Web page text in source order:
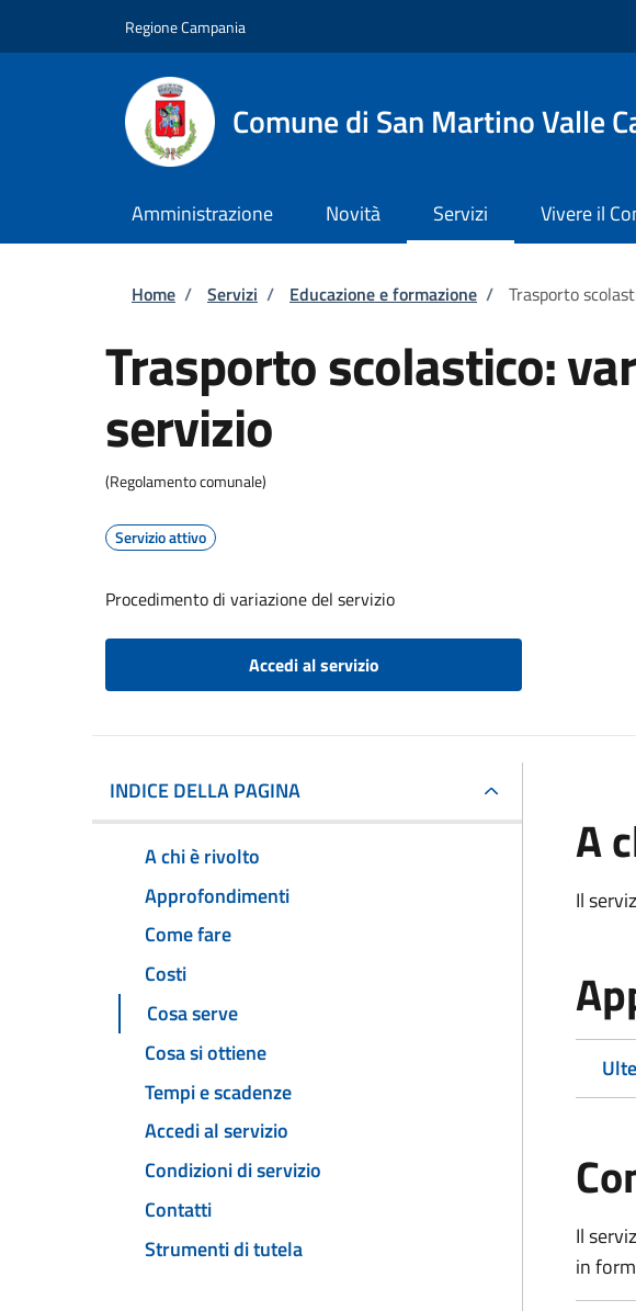
Regione Campania
Comune di San Martino Valle
Amministrazione Novità Servizi Vivere il
Briciole di pane
Home / Servizi / Educazione e formazione / Trasporto
Trasporto scolastico:
servizio
(Regolamento comunale)
Servizio attivo
Procedimento di variazione del servizio
Accedi al servizio
INDICE DELLA PAGINA
A chi è rivolto
Approfondimenti
Come fare
Costi
Cosa serve
Cosa si ottiene
Tempi e scadenze
Accedi al servizio
Condizioni di servizio
Contatti
Strumenti di tutela
A
Il
Il
in